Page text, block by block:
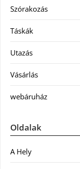
Szórakozás
Táskák
Utazás
Vásárlás
webáruház
Oldalak
A Hely